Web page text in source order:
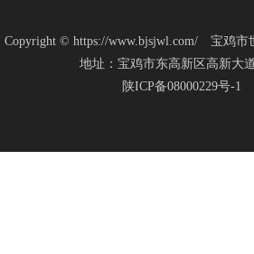
Copyright © https://www.bjsjwl.com/ 宝鸡
地址：宝鸡市东高新区高新大
陕ICP备08000229号-1